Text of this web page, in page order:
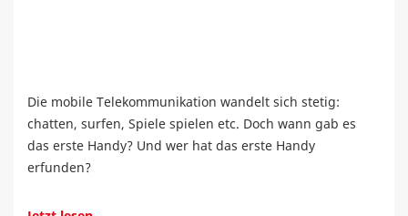
Die mobile Telekommunikation wandelt sich stetig:
chatten, surfen, Spiele spielen etc. Doch wann gab es
das erste Handy? Und wer hat das erste Handy
erfunden?